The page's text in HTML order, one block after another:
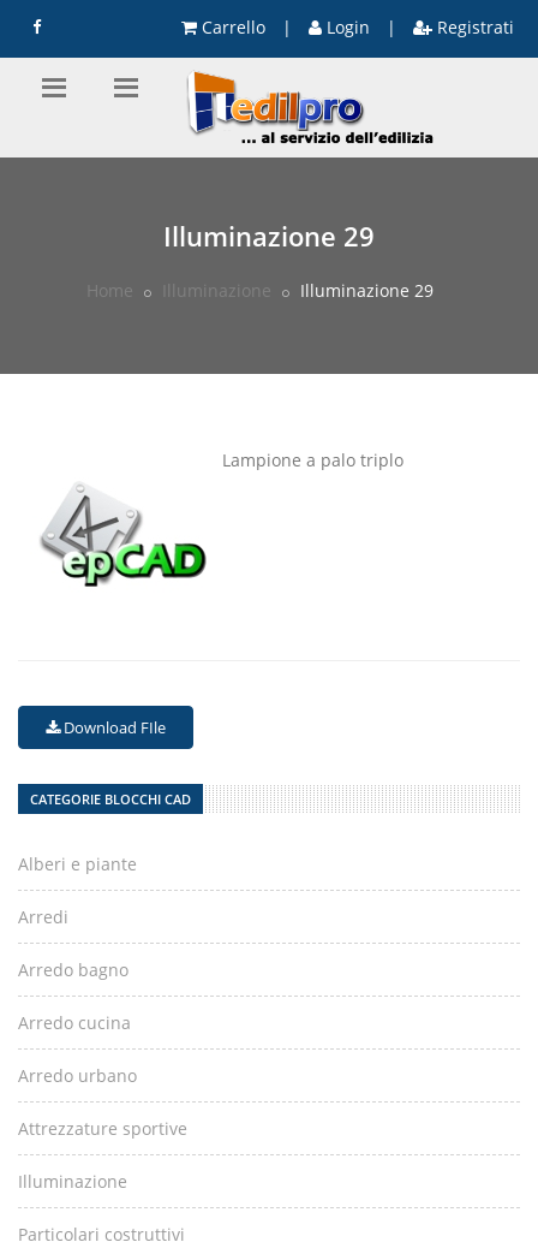
Carrello | Login | Registrati
Illuminazione 29
Home Illuminazione Illuminazione 29
Lampione a palo triplo
Download FIle
CATEGORIE BLOCCHI CAD
Alberi e piante
Arredi
Arredo bagno
Arredo cucina
Arredo urbano
Attrezzature sportive
Illuminazione
Particolari costruttivi